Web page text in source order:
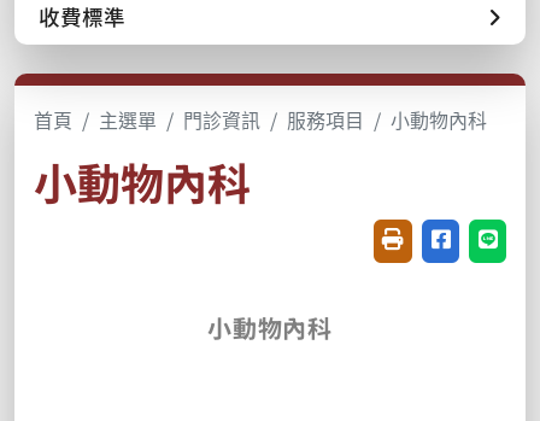
收費標準
首頁 主選單 門診資訊 服務項目 小動物內科
小動物內科
友善列印(開新視
分享至臉書
分享
小動物內科